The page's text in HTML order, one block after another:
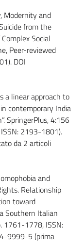
Modernity and
from the
Social
Peer-reviewed
DOI
a linear approach to
contemporary India
SpringerPlus, 4:156
2193-1801).
da 2 articoli
and
Relationship
toward
Southern Italian
1761-1778, ISSN:
9999-5 (prima